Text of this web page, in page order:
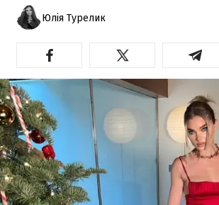
Юлія Турелик